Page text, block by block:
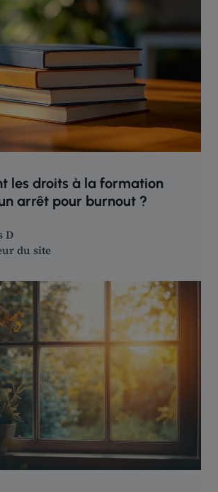
les droits à la formation
arrêt pour burnout ?
D
du site